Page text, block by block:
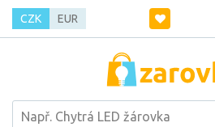
CZK EUR